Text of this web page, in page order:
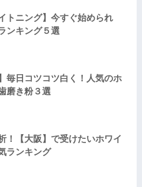
トニング】今すぐ始められ
ンキング５選
毎日コツコツ白く！人気のホ
磨き粉３選
！【大阪】で受けたいホワイ
ランキング